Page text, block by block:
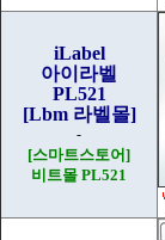
iLabel
아이라벨
PL521
[Lbm 라벨몰]
-
[스마트스토어]
비트몰 PL521